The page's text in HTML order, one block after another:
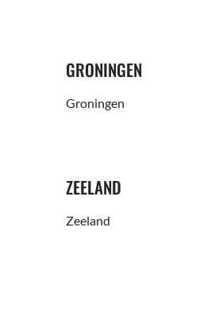
GRONINGEN
Groningen
ZEELAND
Zeeland